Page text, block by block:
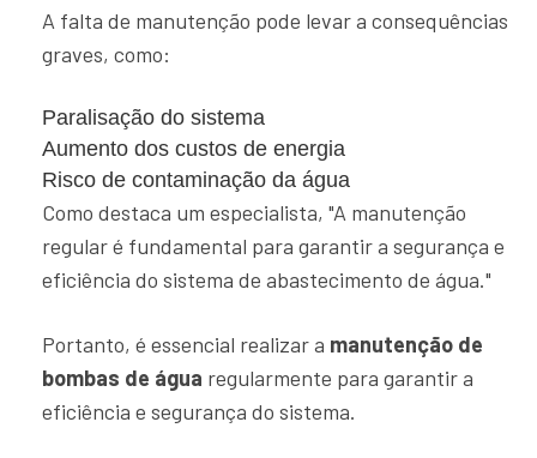
A falta de manutenção pode levar a consequências
graves, como:
Paralisação do sistema
Aumento dos custos de energia
Risco de contaminação da água
Como destaca um especialista, "A manutenção
regular é fundamental para garantir a segurança e
eficiência do sistema de abastecimento de água."
Portanto, é essencial realizar a manutenção de
bombas de água regularmente para garantir a
eficiência e segurança do sistema.